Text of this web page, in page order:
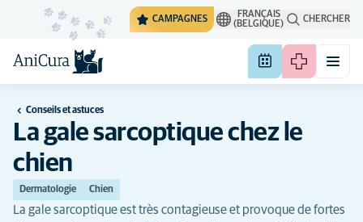
CAMPAGNES
FRANÇAIS
(BELGIQUE)
CHERCHER
Conseils et astuces
La gale sarcoptique chez le
chien
Dermatologie Chien
La gale sarcoptique est très contagieuse et provoque de fortes